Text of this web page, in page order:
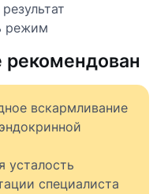
режим
рекомендован
вскармливание
усталость
специалиста